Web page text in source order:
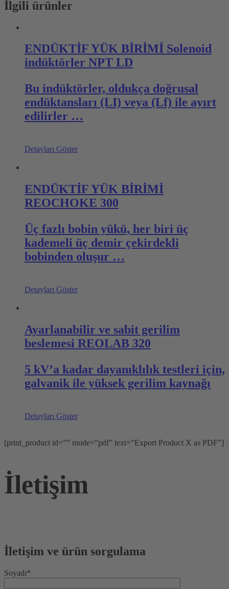
İlgili ürünler
ENDÜKTİF YÜK BİRİMİ Solenoid
indüktörler NPT LD
Bu indüktörler, oldukça doğrusal
endüktansları (LI) veya (Lf) ile ayırt
edilirler …
Detayları Göster
ENDÜKTİF YÜK BİRİMİ
REOCHOKE 300
Üç fazlı bobin yükü, her biri üç
kademeli üç demir çekirdekli
bobinden oluşur …
Detayları Göster
Ayarlanabilir ve sabit gerilim
beslemesi REOLAB 320
5 kV’a kadar dayanıklılık testleri için,
galvanik ile yüksek gerilim kaynağı
Detayları Göster
[print_product id=”” mode=”pdf” text=”Export Product X as PDF”]
İletişim
İletişim ve ürün sorgulama
Soyadı*